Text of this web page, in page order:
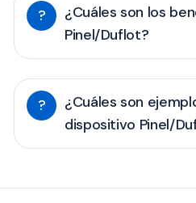
?
¿Cuáles son los
Pinel/Duflot?
?
¿Cuáles son
dispositivo Pinel/